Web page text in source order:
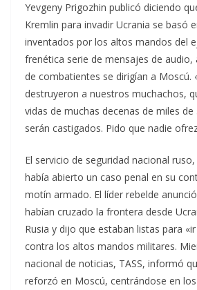
Yevgeny Prigozhin publicó diciendo
Kremlin para invadir Ucrania se basó
inventados por los altos mandos del
frenética serie de mensajes de audio,
de combatientes se dirigían a Moscú.
destruyeron a nuestros muchachos,
vidas de muchas decenas de miles
serán castigados. Pido que nadie
El servicio de seguridad nacional
había abierto un caso penal en su
motín armado. El líder rebelde
habían cruzado la frontera desde
Rusia y dijo que estaban listas para
contra los altos mandos militares.
nacional de noticias, TASS, informó
reforzó en Moscú, centrándose en